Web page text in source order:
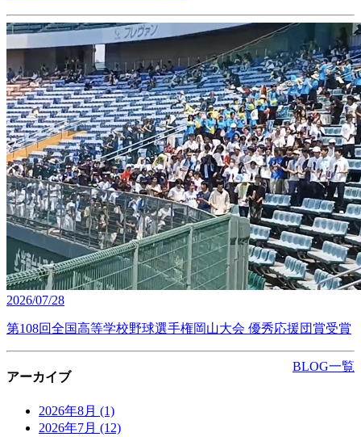
2026/07/28
第108回全国高等学校野球選手権岡山大会 優秀応援団賞受賞
BLOG一覧
アーカイブ
2026年8月 (1)
2026年7月 (12)